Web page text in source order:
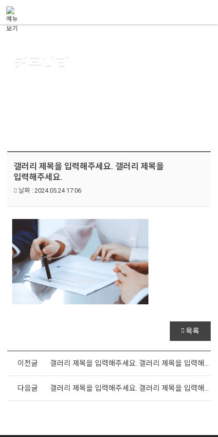
커뮤니티
갤러리 제목을 입력해주세요. 갤러리 제목을
입력해주세요.
날짜 : 2024.05.24 17:06
목록
이전글 갤러리 제목을 입력해주세요. 갤러리 제목을 입력해주세요.
다음글 갤러리 제목을 입력해주세요. 갤러리 제목을 입력해주세요.